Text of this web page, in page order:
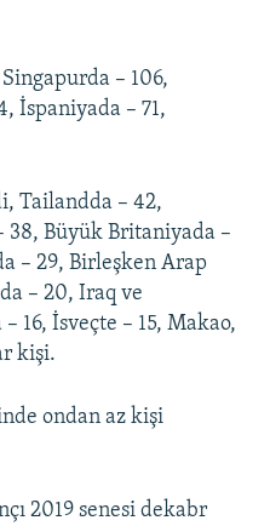
– 106,
İspaniyada – 71,
Tailandda – 42,
38, Büyük Britaniyada –
– 29, Birleşken Arap
– 20, Iraq ve
16, İsveçte – 15, Makao,
kişi.
ondan az kişi
2019 senesi dekabr